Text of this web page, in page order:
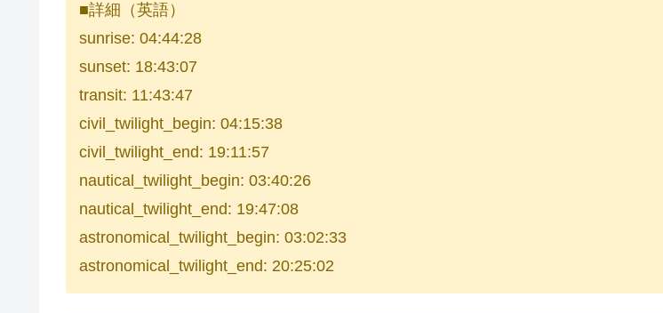
■詳細（英語）
sunrise: 04:44:28
sunset: 18:43:07
transit: 11:43:47
civil_twilight_begin: 04:15:38
civil_twilight_end: 19:11:57
nautical_twilight_begin: 03:40:26
nautical_twilight_end: 19:47:08
astronomical_twilight_begin: 03:02:33
astronomical_twilight_end: 20:25:02